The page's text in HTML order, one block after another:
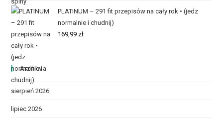
PLATINUM – 291 fit przepisów na cały rok • (jedz
normalnie i chudnij)
169,99 zł
Archiwa
sierpień 2026
lipiec 2026